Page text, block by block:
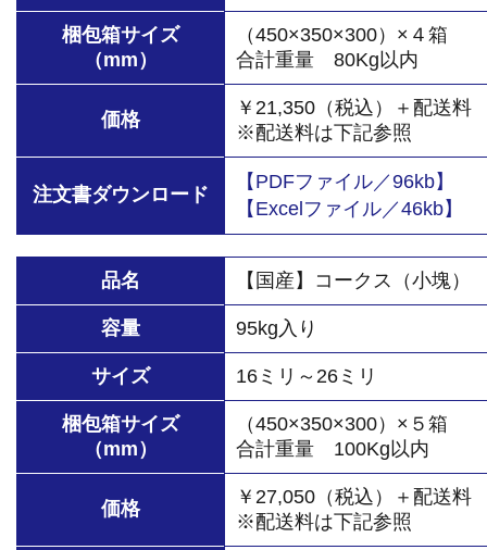
梱包箱サイズ
（mm）
（450×350×300）×４箱
合計重量 80Kg以内
価格
￥21,350（税込）＋配送料
※配送料は下記参照
注文書ダウンロード
【PDFファイル／96kb】
【Excelファイル／46kb】
品名 【国産】コークス（小塊）
容量 95kg入り
サイズ 16ミリ～26ミリ
梱包箱サイズ
（mm）
（450×350×300）×５箱
合計重量 100Kg以内
価格
￥27,050（税込）＋配送料
※配送料は下記参照